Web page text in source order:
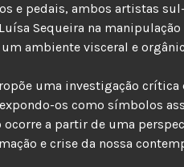
e pedais, ambos artistas
Sequeira na
ambiente visceral e
uma investigação
os como símbolos
ocorre a partir de uma
e crise da nossa